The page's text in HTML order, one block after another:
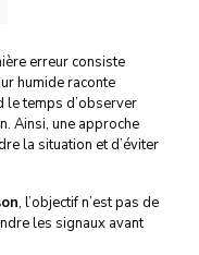
erreur consiste
humide raconte
le temps d’observer
Ainsi, une approche
la situation et d’éviter
, l’objectif n’est pas de
les signaux avant